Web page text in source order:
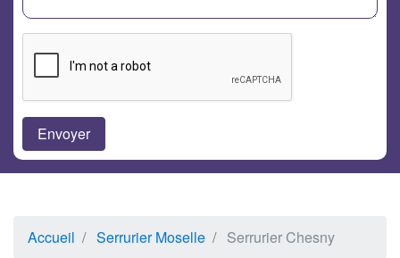
Accueil Serrurier Moselle Serrurier Chesny